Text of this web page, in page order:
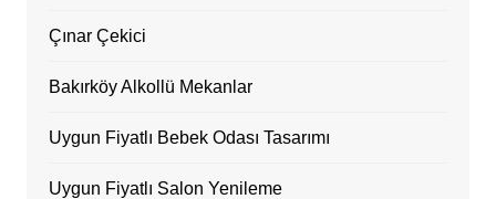
Çınar Çekici
Bakırköy Alkollü Mekanlar
Uygun Fiyatlı Bebek Odası Tasarımı
Uygun Fiyatlı Salon Yenileme